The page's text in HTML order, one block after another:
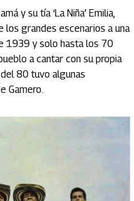
y su tía ‘La Niña’ Emilia,
los grandes escenarios a una
1939 y solo hasta los 70
a cantar con su propia
80 tuvo algunas
Gamero.